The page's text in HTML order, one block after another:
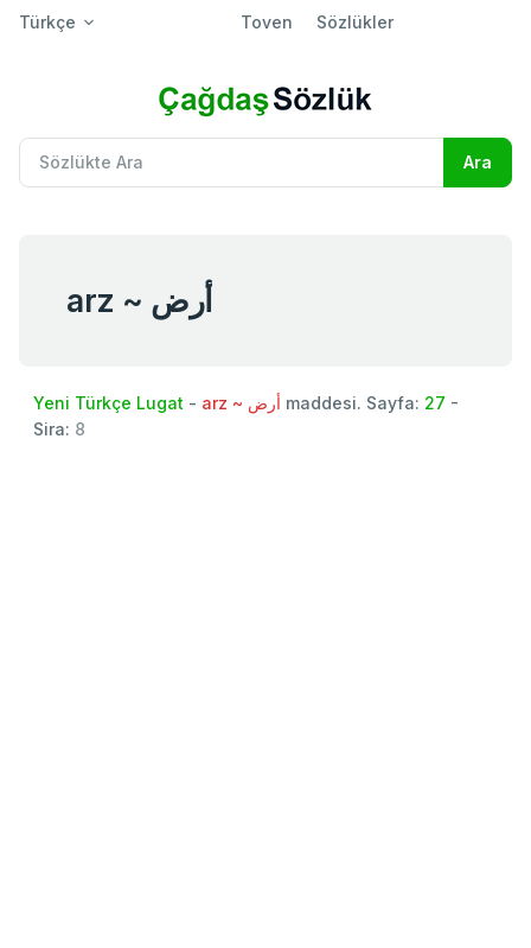
Türkçe Toven Sözlükler
arz ~ أرض
Yeni Türkçe Lugat - arz ~ أرض maddesi. Sayfa: 27 -
Sira: 8